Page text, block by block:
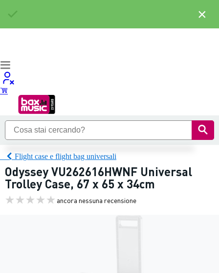
Flight case e flight bag universali
Odyssey VU262616HWNF Universal
Trolley Case, 67 x 65 x 34cm
ancora nessuna recensione
×